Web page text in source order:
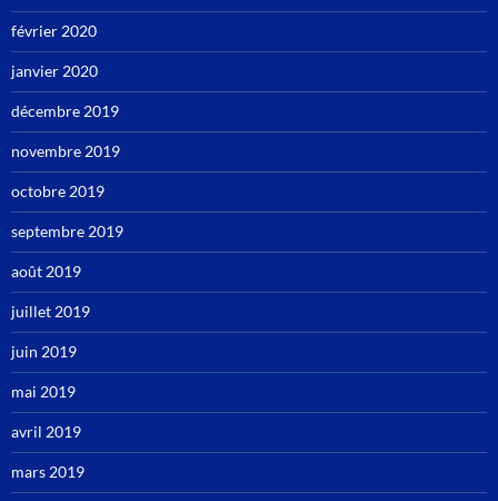
février 2020
janvier 2020
décembre 2019
novembre 2019
octobre 2019
septembre 2019
août 2019
juillet 2019
juin 2019
mai 2019
avril 2019
mars 2019